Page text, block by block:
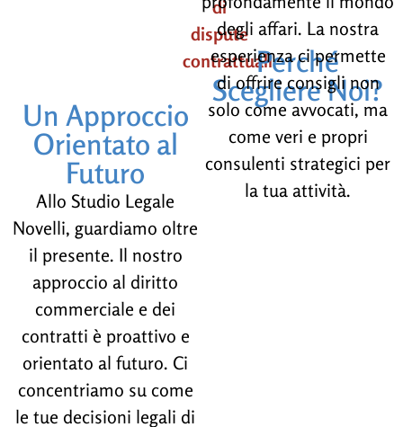
di
dispute
contrattuali
Un Approccio
Orientato al
Futuro
Allo Studio Legale
Novelli, guardiamo oltre
il presente. Il nostro
approccio al diritto
commerciale e dei
contratti è proattivo e
orientato al futuro. Ci
concentriamo su come
le tue decisioni legali di
Perché
Scegliere Noi?
degli affari. La nostra
esperienza ci permette
di offrire consigli non
solo come avvocati, ma
come veri e propri
consulenti strategici per
la tua attività.